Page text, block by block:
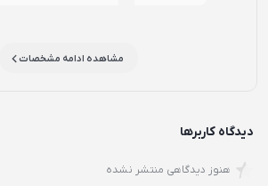
مشاهده ادامه مشخصات
دیدگاه کاربرها
هنوز دیدگاهی منتشر نشده